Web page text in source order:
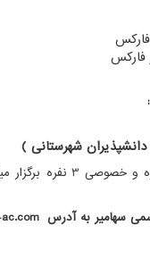
فارکس
شهرستانی )
( در مرکز سهامیر
سهامیر به آدرس